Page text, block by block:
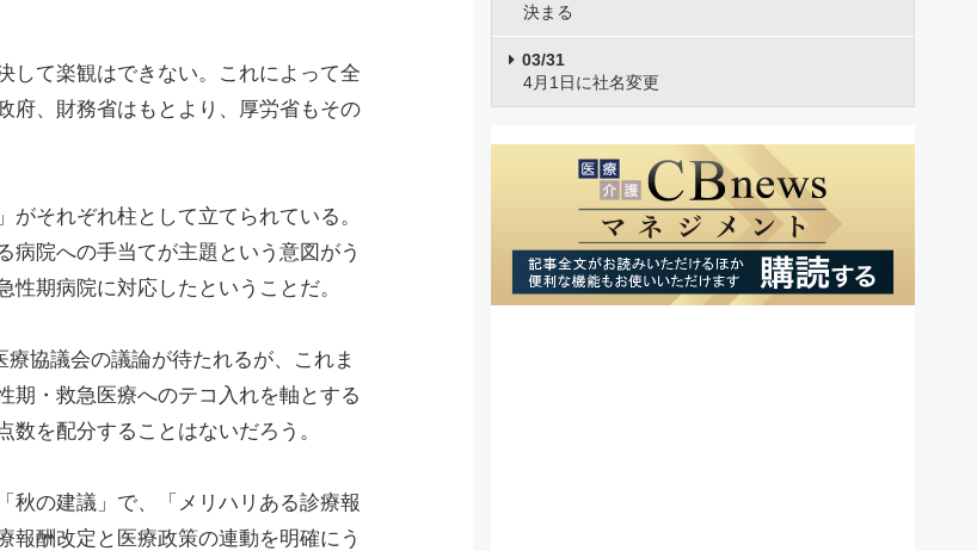
て楽観はできない。これによって全
府、財務省はもとより、厚労省もその
それぞれ柱として立てられている。
病院への手当てが主題という意図がう
期病院に対応したということだ。
協議会の議論が待たれるが、これま
期・救急医療へのテコ入れを軸とする
を配分することはないだろう。
の建議」で、「メリハリある診療報
報酬改定と医療政策の連動を明確にう
決まる
03/31
4月1日に社名変更